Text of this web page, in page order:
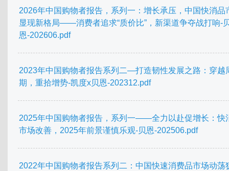
2026年中国购物者报告，系列一：增长承压，中国快消品
显现新格局——消费者追求“质价比”，新渠道争夺战打响-
恩-202606.pdf
2023年中国购物者报告系列二—打造韧性发展之路：穿越
期，重拾增势-凯度x贝恩-202312.pdf
2025年中国购物者报告，系列一——全力以赴促增长：快
市场改善，2025年前景谨慎乐观-贝恩-202506.pdf
2022年中国购物者报告系列二：中国快速消费品市场动荡